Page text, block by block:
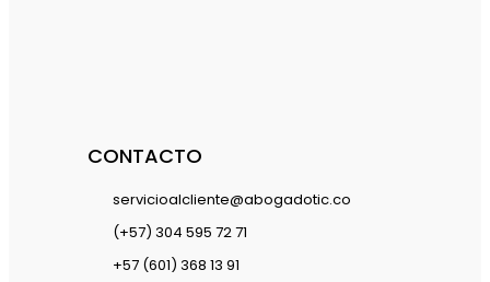
CONTACTO
servicioalcliente@abogadotic.co
(+57) 304 595 72 71
+57 (601) 368 13 91